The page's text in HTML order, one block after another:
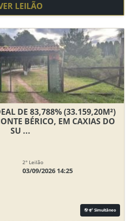
LEILÃO
DE 83,788% (33.159,20M²)
BÉRICO, EM CAXIAS DO
SU ...
2° Leilão
03/09/2026 14:25
Simultâneo